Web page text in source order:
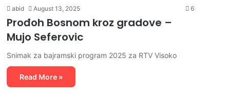
abid August 13, 2025 6
Prođoh Bosnom kroz gradove –
Mujo Seferovic
Snimak za bajramski program 2025 za RTV Visoko
Read More »